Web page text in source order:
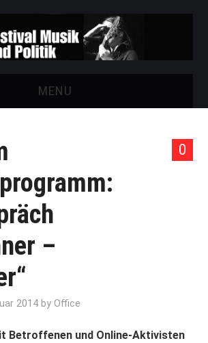
MENU
0
–
2014 byOffice
Betroffenen und Online-Aktivisten